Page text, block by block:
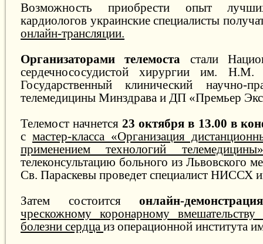
Возможность приобрести опыт
кардиологов украинские специалисты
онлайн-трансляции.
Организаторами телемоста стали
сердечнососудистой хирургии им.
Государственный клинический научно-
телемедицины Минздрава и ДП «Премьер
Телемост начнется23 октября в 13.00 в
с мастер-класса «Организация
применением технологий телемедицины»
телеконсультацию больного из Львовского
Св. Параскевы проведет специалист
Затем состоится онлайн-демонстрация
чрескожному коронарному
болезни сердца из операционной института